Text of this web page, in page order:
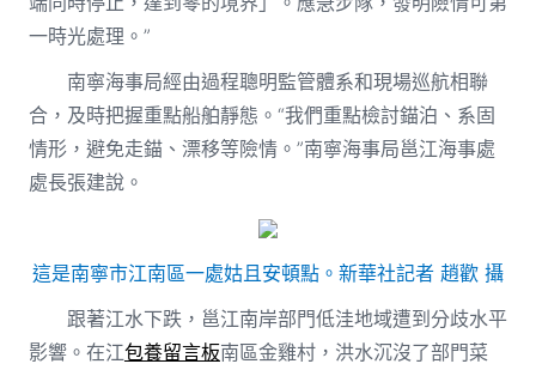
一時光處理。”
南寧海事局經由過程聰明監管體系和現場巡航相聯
合，及時把握重點船舶靜態。“我們重點檢討錨泊、系固
情形，避免走錨、漂移等險情。”南寧海事局邕江海事處
處長張建說。
這是南寧市江南區一處姑且安頓點。新華社記者 趙歡 攝
跟著江水下跌，邕江南岸部門低洼地域遭到分歧水平
影響。在江包養留言板南區金雞村，洪水沉沒了部門菜